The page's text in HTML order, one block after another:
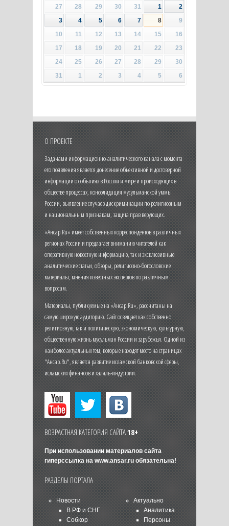
27 28 29 30 31 1
2
3
4 5 6 7 8
9
10
11 12 13 14 15
16
17
18 19 20 21 22
23
24
25 26 27 28 29
30
31
1 2 3 4 5 6
О ПРОЕКТЕ
Задачами информационно-аналитического канала с момента
его появления является донесение объективной и достоверной
информации о событиях в России и мире и происходящих в
обществе процессах, консолидация мусульманской уммы
России, выявление случаев дискриминации по религиозным
и национальным признакам, защита прав верующих.
«Ансар.Ru» имеет собственных корреспондентов в различных
регионах России и предлагает вниманию читателей как
оперативную новостную информацию, так и эксклюзивные
аналитические статьи, обзоры, религиозно-богословские
материалы, мнения известных экспертов по различным
вопросам.
Материалы, публикуемые на «Ансар.Ru», рассчитаны на
самую широкую аудиторию. Сайт освещает как собственно
религиозную, так и политическую, экономическую, культурную,
общественную жизнь мусульман России и зарубежья. Одной из
наиболее актуальных тем, которые находят место на страницах
"Ансар.Ru", является развитие исламской банковской сферы,
исламских финансов и халяль-индустрии.
ВОЗРАСТНАЯ КАТЕГОРИЯ САЙТА18+
При использовании материалов сайта
гиперссылка на www.ansar.ruобязательна!
РАЗДЕЛЫ ПОРТАЛА
Новости
В РФ и СНГ
Собкор
Актуально
Аналитика
Персоны